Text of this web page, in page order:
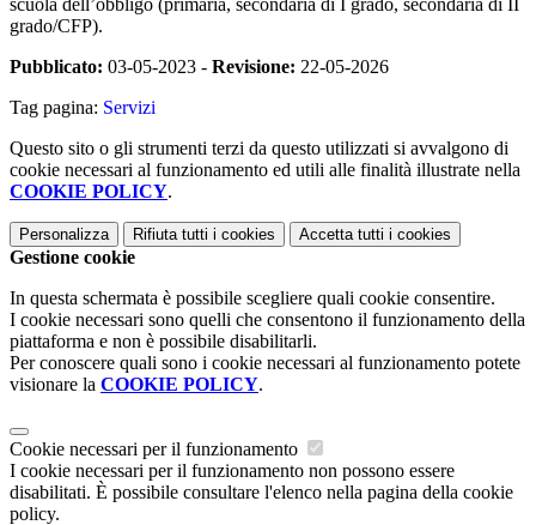
grado/CFP).
Pubblicato: 03-05-2023 - Revisione: 22-05-2026
Tag pagina: Servizi
Questo sito o gli strumenti terzi da questo utilizzati si avvalgono di
cookie necessari al funzionamento ed utili alle finalità illustrate nella
COOKIE POLICY.
Personalizza Rifiuta tutti i cookies Accetta tutti i cookies
Gestione cookie
In questa schermata è possibile scegliere quali cookie consentire.
I cookie necessari sono quelli che consentono il funzionamento della
piattaforma e non è possibile disabilitarli.
Per conoscere quali sono i cookie necessari al funzionamento potete
visionare la COOKIE POLICY.
Cookie necessari per il funzionamento
I cookie necessari per il funzionamento non possono essere
disabilitati. È possibile consultare l'elenco nella pagina della cookie
policy.